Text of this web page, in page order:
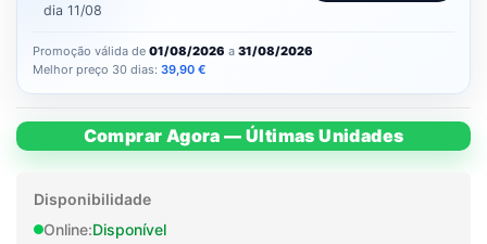
dia 11/08
Promoção válida de 01/08/2026 a 31/08/2026
Melhor preço 30 dias: 39,90 €
Comprar Agora — Últimas Unidades
Disponibilidade
Online:Disponível